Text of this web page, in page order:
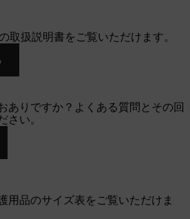
取扱説明書をご覧いただけます。
ありですか？よくある質問とその回
さい。
用品のサイズ表をご覧いただけま